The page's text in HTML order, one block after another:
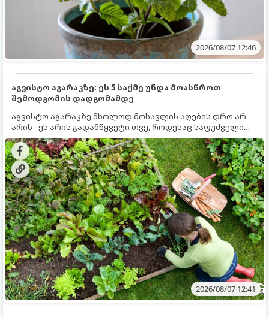
2026/08/07 12:46
აგვისტო აგარაკზე: ეს 5 საქმე უნდა მოასწროთ
შემოდგომის დადგომამდე
აგვისტო აგარაკზე მხოლოდ მოსავლის აღების დრო არ
არის - ეს არის გადამწყვეტი თვე, როდესაც საფუძველი
ეყრება მომავალი წლის მოსავალს და ბაღი მზადდება
შემოდგომა-ზამთრის სეზონისთვის. იმისათვის, რომ
ნიადაგმა ენერგია აღიდგინოს, ხოლო მცენარეებმა
ზამთარს გაუძლონ, აგვისტოს ბოლომდე 5
მნიშვნელოვანი საქმის გაკეთება უნდა მოასწროთ:
2026/08/07 12:41